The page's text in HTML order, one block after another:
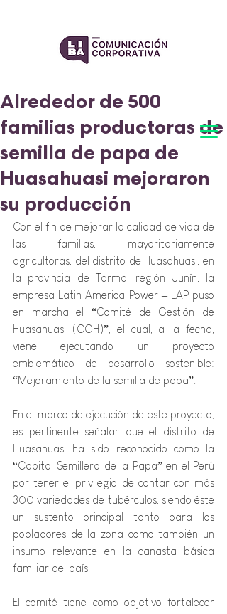
Alrededor de 500
familias productoras de
semilla de papa de
Huasahuasi mejoraron
su producción
Con el fin de mejorar la calidad de vida de
las familias, mayoritariamente
agricultoras, del distrito de Huasahuasi, en
la provincia de Tarma, región Junín, la
empresa Latin America Power – LAP puso
en marcha el “Comité de Gestión de
Huasahuasi (CGH)”, el cual, a la fecha,
viene ejecutando un proyecto
emblemático de desarrollo sostenible:
“Mejoramiento de la semilla de papa”.
En el marco de ejecución de este proyecto,
es pertinente señalar que el distrito de
Huasahuasi ha sido reconocido como la
“Capital Semillera de la Papa” en el Perú
por tener el privilegio de contar con más
300 variedades de tubérculos, siendo éste
un sustento principal tanto para los
pobladores de la zona como también un
insumo relevante en la canasta básica
familiar del país.
El comité tiene como objetivo fortalecer